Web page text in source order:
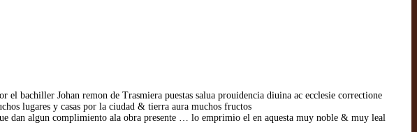
el bachiller Johan remon de Trasmiera puestas salua prouidencia diuina ac ecclesie correctione
lugares y casas por la ciudad & tierra aura muchos fructos
dan algun complimiento ala obra presente … lo emprimio el en aquesta muy noble & muy leal